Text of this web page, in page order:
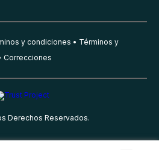
y condiciones
Términos y
Correcciones
Derechos Reservados.